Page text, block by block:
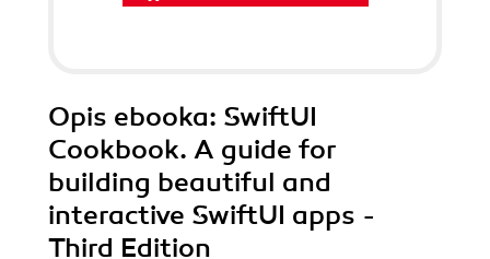
Opis ebooka: SwiftUI
Cookbook. A guide for
building beautiful and
interactive SwiftUI apps -
Third Edition